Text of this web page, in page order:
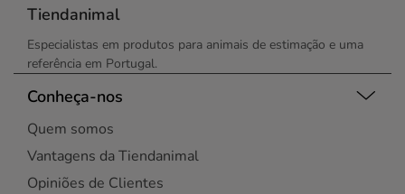
Tiendanimal
Especialistas em produtos para animais de estimação e uma
referência em Portugal.
Conheça-nos
Quem somos
Vantagens da Tiendanimal
Opiniões de Clientes